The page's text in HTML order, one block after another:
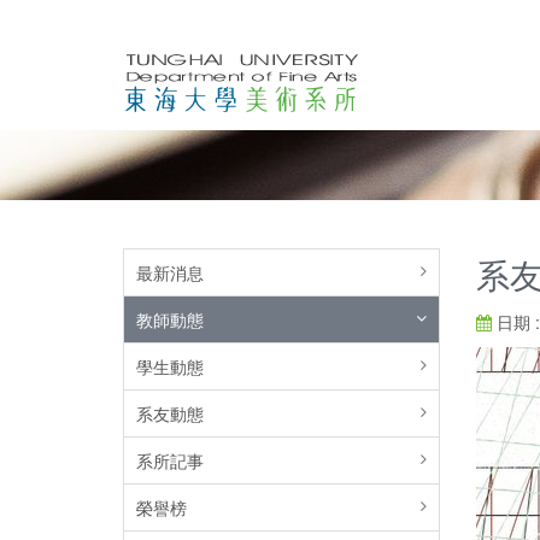
最新消息
教師動態
學生動態
系友動態
系所記事
榮譽榜
系
日期